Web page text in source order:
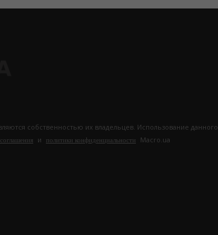
собственностью их владельцев. Использование данного
и политики конфиденциальности
Macro.ua